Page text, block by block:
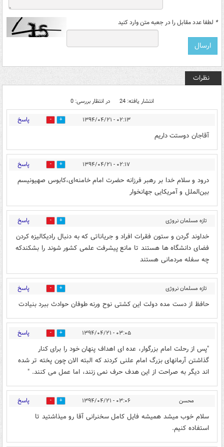
* لطفا عدد مقابل را در جعبه متن وارد کنید
نظرات
انتشار یافته: 24 در انتظار بررسی: 0
۰۲:۱۳ - ۱۳۹۴/۰۴/۲۱ 0 پاسخ
آقاجان دوستت داریم
۰۲:۱۷ - ۱۳۹۴/۰۴/۲۱ 0 پاسخ
درود و سلام خدا بر رهبر فرزانه حضرت امام خامنه‌ای،کابوس صهیونیسم
بین‌الملل و آمریکایی جهانخوار
تازه مسلمان نروژی
مقیم ایران
۰۲:۴۰ - ۱۳۹۴/۰۴/۲۱
0 پاسخ
خداوند گردن و ستون فقرات افراد و جریاناتی که به دنبال رادیکالیزه کردن
فضای دانشگاه ها هستند تا مانع پیشرفت علمی کشور شوند را بشکندکه
چه سفله مردمانی هستند
تازه مسلمان نروژی
مقیم ایران
۰۲:۴۱ - ۱۳۹۴/۰۴/۲۱
0 پاسخ
حافظ از دست مده دولت این کشتی نوح ورنه طوفان حوادث ببرد بنیادت
۰۳:۰۵ - ۱۳۹۴/۰۴/۲۱ 0 پاسخ
"پس از رحلت امام بزرگوار، عده ای اهداف پنهان خود را برای کنار
گذاشتن آرمانهای بزرگ امام علنی کردند که البته الان چون پخته تر شده
اند دیگر به صراحت از این هدف حرف نمی زنند، اما عمل می کنند. "
محسن ۰۳:۰۶ - ۱۳۹۴/۰۴/۲۱ 0 پاسخ
سلام خوب میشد همیشه فایل کامل سخنرانی آقا رو میذاشتید تا
استفاده کنیم.